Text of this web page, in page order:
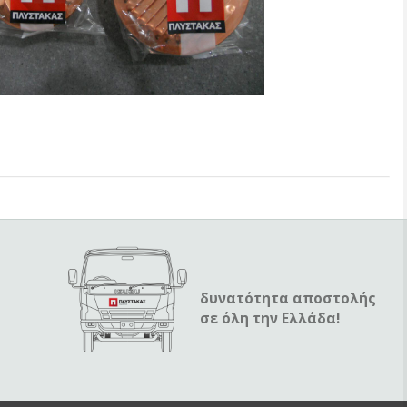
δυνατότητα αποστολής
σε όλη την Ελλάδα!